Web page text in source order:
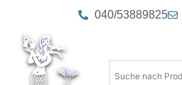
040/53889825